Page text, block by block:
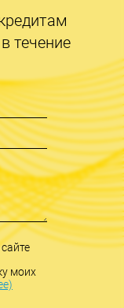
течение
моих